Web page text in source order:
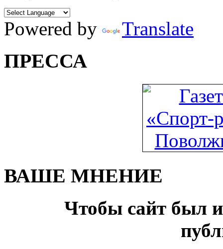
Powered by
Translate
ПРЕССА
ВАШЕ МНЕНИЕ
Чтобы сайт был